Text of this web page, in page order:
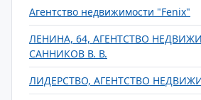
Агентство недвижимости "Fenix"
ЛЕНИНА, 64, АГЕНТСТВО
САННИКОВ В. В.
ЛИДЕРСТВО, АГЕНТСТВО